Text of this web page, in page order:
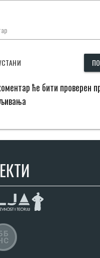
ће бити проверен